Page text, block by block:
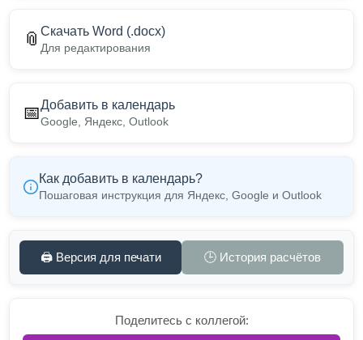
📎 Скачать Word (.docx)
Для редактирования
📅Добавить в календарь
Google, Яндекс, Outlook
Как добавить в календарь?
Пошаговая инструкция для Яндекс, Google и Outlook
🖨️ Версия для печати 🕒 История расчётов
Поделитесь с коллегой: